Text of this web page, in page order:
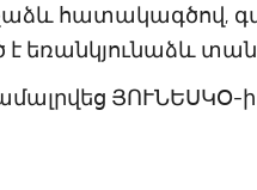
հատակագծով,
եռանկյունաձև